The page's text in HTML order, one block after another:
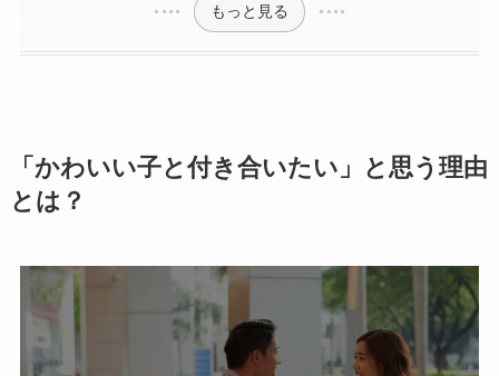
もっと見る
「かわいい子と付き合いたい」と思う理由
とは？